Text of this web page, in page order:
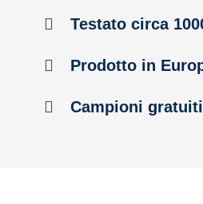
Testato circa
Prodotto in
Campioni gratuiti